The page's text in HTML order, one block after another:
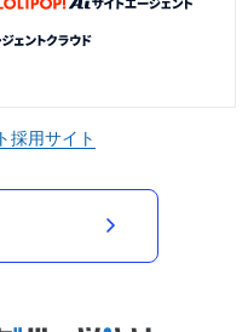
採用サイト